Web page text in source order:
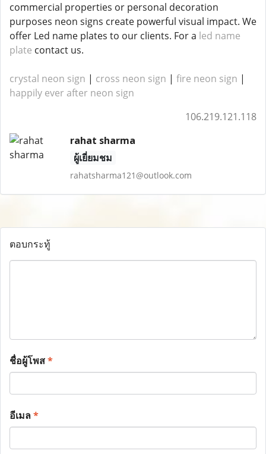
commercial properties or personal decoration
purposes neon signs create powerful visual impact. We
offer Led name plates to our clients. For a led name
plate contact us.
crystal neon sign | cross neon sign | fire neon sign |
happily ever after neon sign
106.219.121.118
rahat sharma
ผู้เยี่ยมชม
rahatsharma121@outlook.com
ตอบกระทู้
ชื่อผู้โพส*
อีเมล*